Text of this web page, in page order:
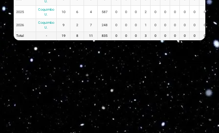
U.
2025
Coquimbo
U.
10 6 4 587 0 0 0 2 0 0 0 0 0 0
2026
Coquimbo
U.
9 2 7 248 0 0 0 1 0 0 0 0 0 0
Total - 19 8 11 835 0 0 0 3 0 0 0 0 0 0